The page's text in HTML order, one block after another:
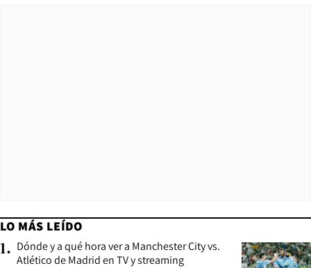
LO MÁS LEÍDO
1. Dónde y a qué hora ver a Manchester City vs.
Atlético de Madrid en TV y streaming